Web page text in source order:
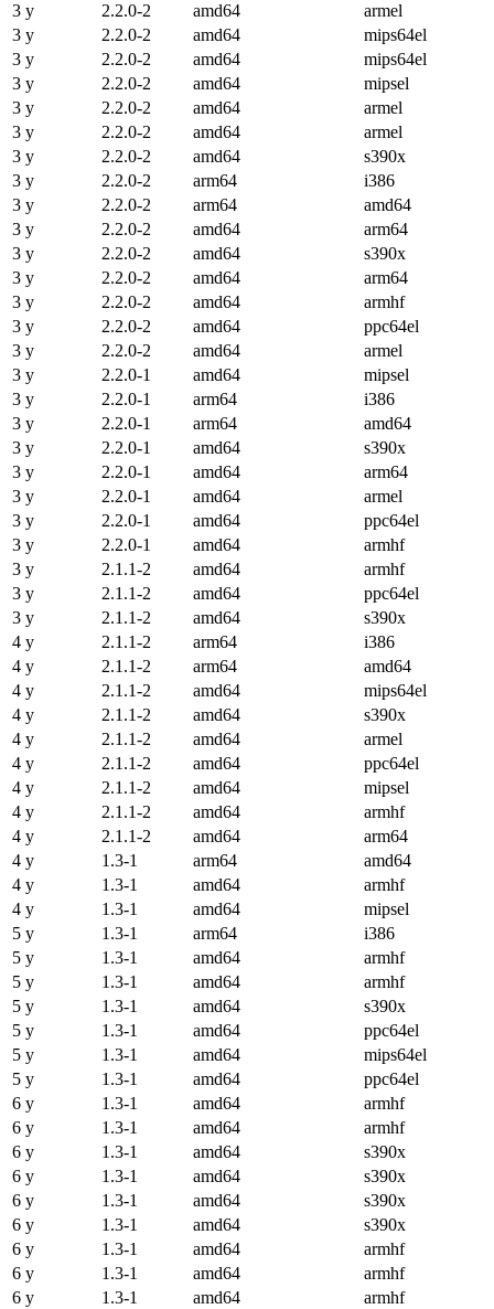
3 y
2.2.0-2 amd64
armel
3 y
2.2.0-2 amd64
mips64el
3 y
2.2.0-2 amd64
mips64el
3 y
2.2.0-2 amd64
mipsel
3 y
2.2.0-2 amd64
armel
3 y
2.2.0-2 amd64
armel
3 y
2.2.0-2 amd64
s390x
3 y
2.2.0-2 arm64
i386
3 y
2.2.0-2 arm64
amd64
3 y
2.2.0-2 amd64
arm64
3 y
2.2.0-2 amd64
s390x
3 y
2.2.0-2 amd64
arm64
3 y
2.2.0-2 amd64
armhf
3 y
2.2.0-2 amd64
ppc64el
3 y
2.2.0-2 amd64
armel
3 y
2.2.0-1 amd64
mipsel
3 y
2.2.0-1 arm64
i386
3 y
2.2.0-1 arm64
amd64
3 y
2.2.0-1 amd64
s390x
3 y
2.2.0-1 amd64
arm64
3 y
2.2.0-1 amd64
armel
3 y
2.2.0-1 amd64
ppc64el
3 y
2.2.0-1 amd64
armhf
3 y
2.1.1-2 amd64
armhf
3 y
2.1.1-2 amd64
ppc64el
3 y
2.1.1-2 amd64
s390x
4 y
2.1.1-2 arm64
i386
4 y
2.1.1-2 arm64
amd64
4 y
2.1.1-2 amd64
mips64el
4 y
2.1.1-2 amd64
s390x
4 y
2.1.1-2 amd64
armel
4 y
2.1.1-2 amd64
ppc64el
4 y
2.1.1-2 amd64
mipsel
4 y
2.1.1-2 amd64
armhf
4 y
2.1.1-2 amd64
arm64
4 y
1.3-1 arm64
amd64
4 y
1.3-1 amd64
armhf
4 y
1.3-1 amd64
mipsel
5 y
1.3-1 arm64
i386
5 y
1.3-1 amd64
armhf
5 y
1.3-1 amd64
armhf
5 y
1.3-1 amd64
s390x
5 y
1.3-1 amd64
ppc64el
5 y
1.3-1 amd64
mips64el
5 y
1.3-1 amd64
ppc64el
6 y
1.3-1 amd64
armhf
6 y
1.3-1 amd64
armhf
6 y
1.3-1 amd64
s390x
6 y
1.3-1 amd64
s390x
6 y
1.3-1 amd64
s390x
6 y
1.3-1 amd64
s390x
6 y
1.3-1 amd64
armhf
6 y
1.3-1 amd64
armhf
6 y
1.3-1 amd64
armhf